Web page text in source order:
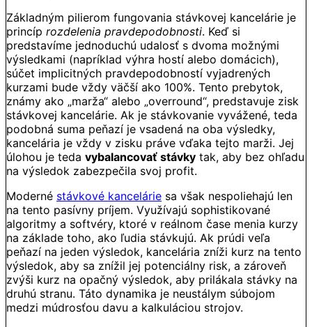
Základným pilierom fungovania stávkovej kancelárie je
princíp rozdelenia pravdepodobnosti. Keď si
predstavíme jednoduchú udalosť s dvoma možnými
výsledkami (napríklad výhra hostí alebo domácich),
súčet implicitných pravdepodobností vyjadrených
kurzami bude vždy väčší ako 100%. Tento prebytok,
známy ako „marža“ alebo „overround“, predstavuje zisk
stávkovej kancelárie. Ak je stávkovanie vyvážené, teda
podobná suma peňazí je vsadená na oba výsledky,
kancelária je vždy v zisku práve vďaka tejto marži. Jej
úlohou je teda vybalancovať stávky tak, aby bez ohľadu
na výsledok zabezpečila svoj profit.
Moderné stávkové kancelárie sa však nespoliehajú len
na tento pasívny príjem. Využívajú sophistikované
algoritmy a softvéry, ktoré v reálnom čase menia kurzy
na základe toho, ako ľudia stávkujú. Ak prúdi veľa
peňazí na jeden výsledok, kancelária zníži kurz na tento
výsledok, aby sa znížil jej potenciálny risk, a zároveň
zvýši kurz na opačný výsledok, aby prilákala stávky na
druhú stranu. Táto dynamika je neustálym súbojom
medzi múdrosťou davu a kalkuláciou strojov.